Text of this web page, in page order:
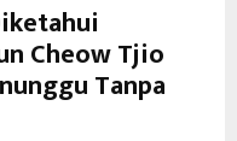
Cheow Tjio
Tanpa